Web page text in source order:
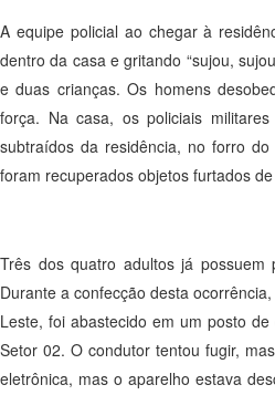
A equipe policial ao chegar à
dentro da casa e gritando “sujou,
e duas crianças. Os homens
força. Na casa, os policiais
subtraídos da residência, no forro
foram recuperados objetos furtados
Três dos quatro adultos já
Durante a confecção desta
Leste, foi abastecido em um posto
Setor 02. O condutor tentou fugir,
eletrônica, mas o aparelho estava